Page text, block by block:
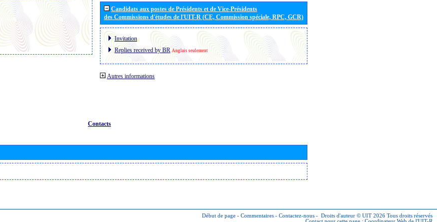
Candidats aux postes de Présidents et de Vice-Présidents
des Commissions d'études de l'UIT-R (CE, Commission spéciale, RPC, GCR)
Invitation
Replies received by BR Anglais seulement
Autres informations
Contacts
Début de page - Commentaires - Contactez-nous - Droits d'auteur © UIT 2026 Tous droits réservés